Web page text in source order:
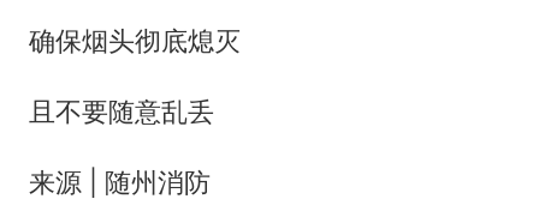
确保烟头彻底熄灭
且不要随意乱丢
来源 | 随州消防